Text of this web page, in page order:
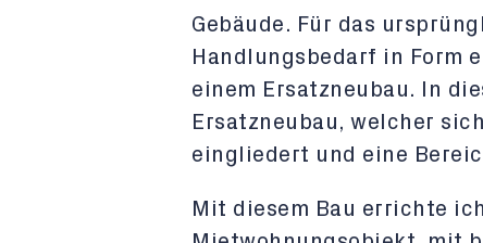
Gebäude. Für das
Handlungsbedarf in Form
einem Ersatzneubau. In
Ersatzneubau, welcher
eingliedert und eine
Mit diesem Bau errichte